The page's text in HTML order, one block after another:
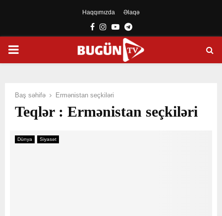
Haqqımızda Əlaqə
Facebook
Instagram
YoutubeTelegram
PRIMARY
Baş səhifə Ermənistan seçkiləri
Teqlər : Ermənistan seçkiləri
Dünya Siyasət